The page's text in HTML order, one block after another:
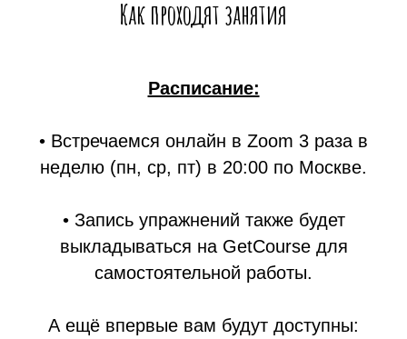
Как проходят занятия
Расписание:
• Встречаемся онлайн в Zoom 3 раза в
неделю (пн, ср, пт) в 20:00 по Москве.
• Запись упражнений также будет
выкладываться на GetCourse для
самостоятельной работы.
А ещё впервые вам будут доступны: